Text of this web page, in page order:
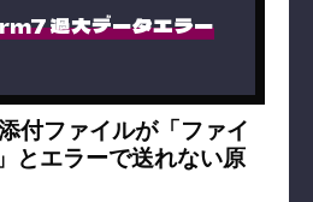
過大データエラー
付ファイルが「ファイ
とエラーで送れない原